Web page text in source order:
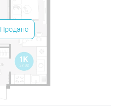
Продано